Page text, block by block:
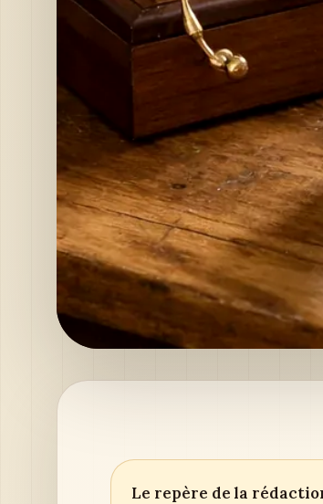
Le repère de la